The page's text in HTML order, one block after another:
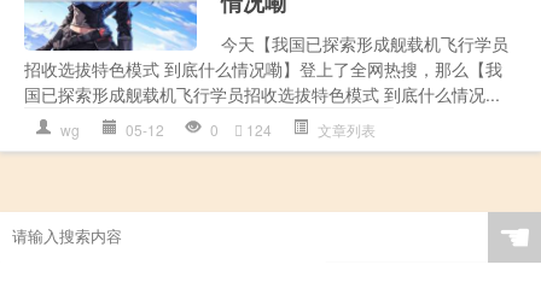
今天【我国已探索形成舰载机飞行学员
招收选拔特色模式 到底什么情况嘞】登上了全网热搜，那么【我
国已探索形成舰载机飞行学员招收选拔特色模式 到底什么情况...
wg 05-12 0 124 文章列表
☚